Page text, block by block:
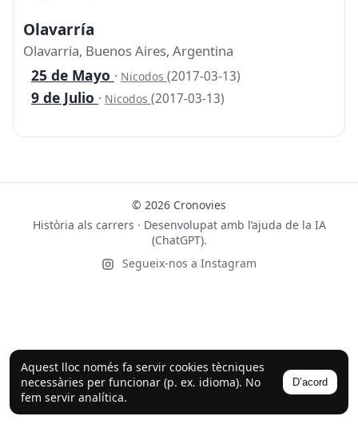
Aquest lloc només fa servir cookies tècniques
necessàries per funcionar (p. ex. idioma). No
fem servir analítica.
D’acord
Olavarría
Olavarria, Buenos Aires, Argentina
25 de Mayo · Nicodos (2017-03-13)
9 de Julio · Nicodos (2017-03-13)
© 2026 Cronovies
Història als carrers · Desenvolupat amb l’ajuda de la IA
(ChatGPT).
Segueix-nos a Instagram